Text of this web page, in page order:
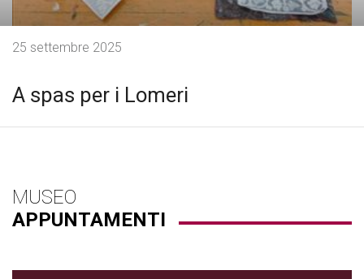
A spas per i Lomeri
25 settembre 2025
MUSEO
APPUNTAMENTI